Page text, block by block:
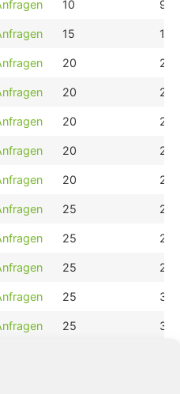
10 9
15 15
20 20
20 20
20 20
20 20
20 25
25 20
25 20
25 20
25 30
25 35